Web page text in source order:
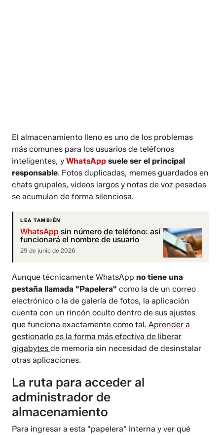
El almacenamiento lleno es uno de los problemas
más comunes para los usuarios de teléfonos
inteligentes, yWhatsApp suele ser el principal
responsable. Fotos duplicadas, memes guardados en
chats grupales, videos largos y notas de voz pesadas
se acumulan de forma silenciosa.
LEA TAMBIÉN
WhatsApp sin número de teléfono: así
funcionará el nombre de usuario
29 de junio de 2026
Aunque técnicamente WhatsAppno tiene una
pestaña llamada "Papelera" como la de un correo
electrónico o la de galería de fotos, la aplicación
cuenta con un rincón oculto dentro de sus ajustes
que funciona exactamente como tal.Aprender a
gestionarlo es la forma más efectiva de liberar
gigabytesde memoria sin necesidad de desinstalar
otras aplicaciones.
La ruta para acceder al
administrador de
almacenamiento
Para ingresar a esta "papelera" interna y ver qué